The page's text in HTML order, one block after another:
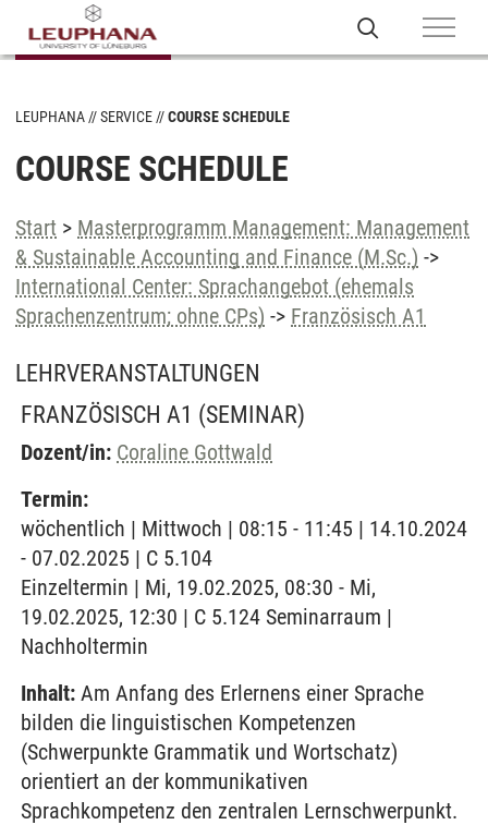
LEUPHANA SERVICE COURSE SCHEDULE
COURSE SCHEDULE
Start > Masterprogramm Management: Management
& Sustainable Accounting and Finance (M.Sc.) ->
International Center: Sprachangebot (ehemals
Sprachenzentrum; ohne CPs) -> Französisch A1
LEHRVERANSTALTUNGEN
FRANZÖSISCH A1 (SEMINAR)
Dozent/in: Coraline Gottwald
Termin:
wöchentlich | Mittwoch | 08:15 - 11:45 | 14.10.2024
- 07.02.2025 | C 5.104
Einzeltermin | Mi, 19.02.2025, 08:30 - Mi,
19.02.2025, 12:30 | C 5.124 Seminarraum |
Nachholtermin
Inhalt: Am Anfang des Erlernens einer Sprache
bilden die linguistischen Kompetenzen
(Schwerpunkte Grammatik und Wortschatz)
orientiert an der kommunikativen
Sprachkompetenz den zentralen Lernschwerpunkt.